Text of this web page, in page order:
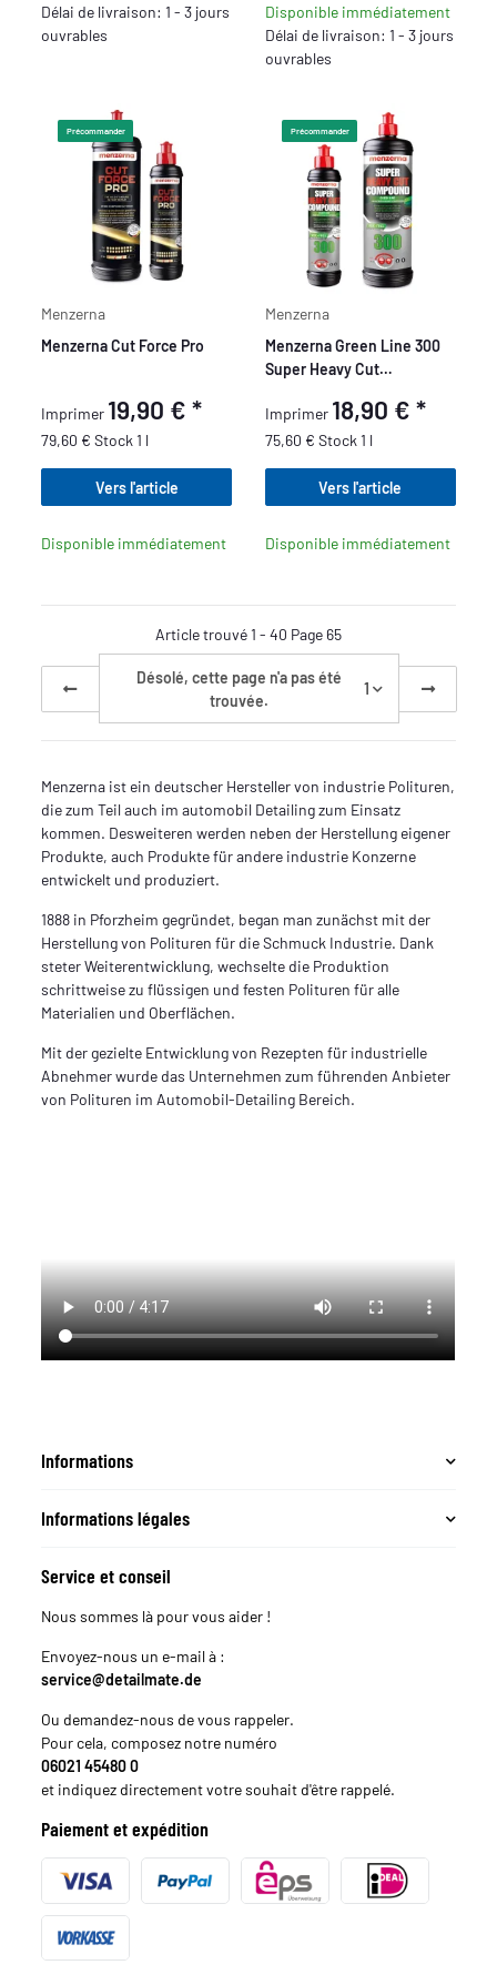
Délai de livraison: 1 - 3 jours
ouvrables
Disponible immédiatement
Délai de livraison: 1 - 3 jours
ouvrables
Précommander
Menzerna
Menzerna Cut Force Pro
Imprimer 19,90 €*
79,60 € Stock 1 l
Vers l'article
Disponible immédiatement
Précommander
Menzerna
Menzerna Green Line 300
Super Heavy Cut
Imprimer 18,90 € *
75,60 € Stock 1 l
Vers l'article
Disponible immédiatement
Article trouvé 1 - 40 Page 65
Désolé, cette page n'a pas été
trouvée.
1
Menzerna ist ein deutscher Hersteller von industrie Polituren,
die zum Teil auch im automobil Detailing zum Einsatz
kommen. Desweiteren werden neben der Herstellung eigener
Produkte, auch Produkte für andere industrie Konzerne
entwickelt und produziert.
1888 in Pforzheim gegründet, began man zunächst mit der
Herstellung von Polituren für die Schmuck Industrie. Dank
steter Weiterentwicklung, wechselte die Produktion
schrittweise zu flüssigen und festen Polituren für alle
Materialien und Oberflächen.
Mit der gezielte Entwicklung von Rezepten für industrielle
Abnehmer wurde das Unternehmen zum führenden Anbieter
von Polituren im Automobil-Detailing Bereich.
Informations
Informations légales
Service et conseil
Nous sommes là pour vous aider !
Envoyez-nous un e-mail à :
service@detailmate.de
Ou demandez-nous de vous rappeler.
Pour cela, composez notre numéro
06021 45480 0
et indiquez directement votre souhait d'être rappelé.
Paiement et expédition